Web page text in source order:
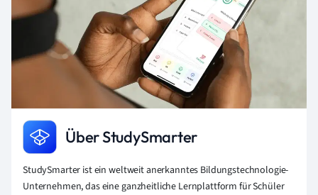
Über StudySmarter
StudySmarter ist ein weltweit anerkanntes Bildungstechnologie-
Unternehmen, das eine ganzheitliche Lernplattform für Schüler